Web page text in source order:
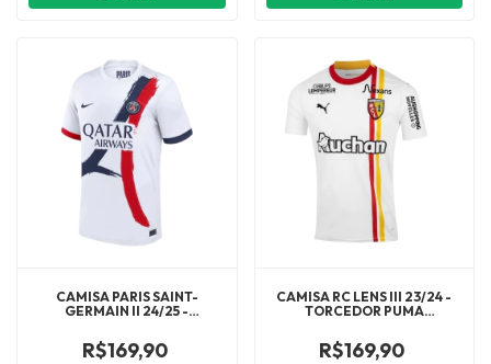
CAMISA PARIS SAINT-
GERMAIN II 24/25 -
- BRANCA
R$169,90
CAMISA RC LENS III 23/24 -
TORCEDOR PUMA
DETALHES EM AMARELO E
VERMELHO
R$169,90